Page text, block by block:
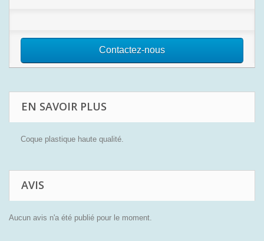
Contactez-nous
EN SAVOIR PLUS
Coque plastique haute qualité.
AVIS
Aucun avis n'a été publié pour le moment.